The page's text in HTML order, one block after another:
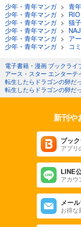
少年・青年マンガ> 青
少年・青年マンガ> RIO
少年・青年マンガ> 猫子
少年・青年マンガ>
少年・青年マンガ> ア
少年・青年マンガ> コ
電子書籍・漫画 ブックライ
アース・スター エンターテ
転生したらドラゴンの卵
転生したらドラゴンの卵だ
新刊や
ブッ
アプリ
LINE
アカウ
メー
お得な